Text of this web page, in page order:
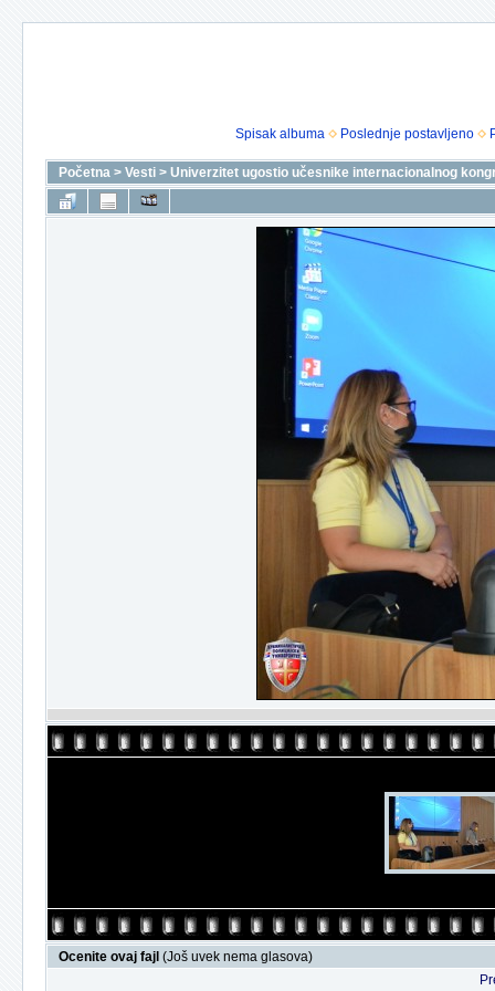
Spisak albuma Poslednje postavljeno
Početna > Vesti > Univerzitet ugostio učesnike internacionalnog
Ocenite ovaj fajl (Još uvek nema glasova)